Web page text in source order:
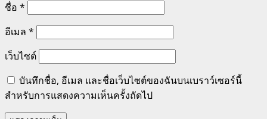
ชื่อ *
อีเมล *
เว็บไซต์
บันทึกชื่อ, อีเมล และชื่อเว็บไซต์ของฉันบนเบราว์เซอร์นี้
สำหรับการแสดงความเห็นครั้งถัดไป